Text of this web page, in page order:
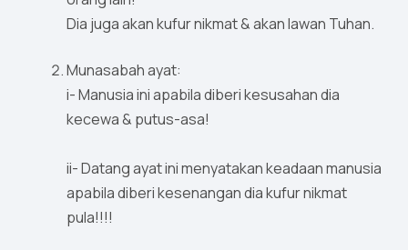
Dia juga akan kufur nikmat & akan lawan Tuhan.
Munasabah ayat:
i- Manusia ini apabila diberi kesusahan dia
kecewa & putus-asa!
ii- Datang ayat ini menyatakan keadaan manusia
apabila diberi kesenangan dia kufur nikmat
pula!!!!